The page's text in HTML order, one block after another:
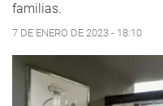
familias.
7 DE ENERO DE 2023 - 18:10